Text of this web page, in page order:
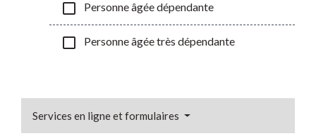
check_box_outline_blank Personne âgée dépendante
check_box_outline_blank Personne âgée très dépendante
Services en ligne et formulaires